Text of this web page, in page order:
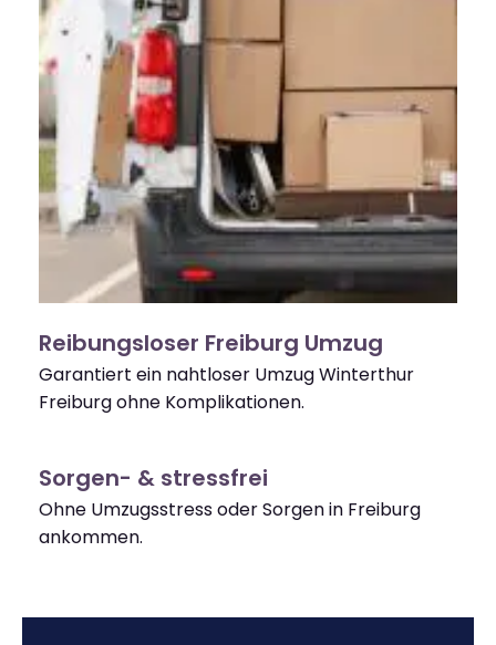
Reibungsloser Freiburg Umzug
Garantiert ein nahtloser Umzug Winterthur
Freiburg ohne Komplikationen.
Sorgen- & stressfrei
Ohne Umzugsstress oder Sorgen in Freiburg
ankommen.